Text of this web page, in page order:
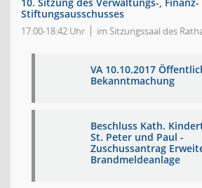
Stiftungsausschusses
17:00-18:42 Uhr im Sitzungssaal des
VA 10.10.2017
Bekanntmachung
Beschluss Kath.
St. Peter und Paul -
Zuschussantrag
Brandmeldeanlage